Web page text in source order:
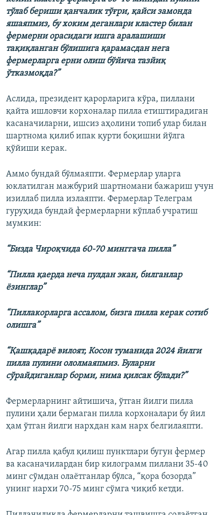
тўлаб бериши қанчалик тўғри, қайси замонда
яшаяпмиз, бу хоким деганлари кластер билан
фермерни орасидаги ишга аралашиши
тақиқланган бўлишига қарамасдан нега
фермерларга ерни олиш бўйича тазйиқ
ўтказмоқда?”
Аслида, президент қарорларига кўра, пиллани
қайта ишловчи корхоналар пилла етиштирадиган
касаначиларни, ишсиз аҳолини топиб улар билан
шартнома қилиб ипак қурти боқишни йўлга
қўйиши керак.
Аммо бундай бўлмаяпти. Фермерлар уларга
юклатилган мажбурий шартномани бажариш учун
изиллаб пилла излаяпти. Фермерлар Телеграм
гуруҳида бундай фермерларни кўплаб учратиш
мумкин:
“Бизда Чироқчида 60-70 минггача пилла”
“Пилла қаерда неча пулдан экан, билганлар
ёзинглар”
“Пиллакорларга ассалом, бизга пилла керак сотиб
олишга”
“Қашқадарё вилоят, Косон туманида 2024 йилги
пилла пулини ололмаяпмиз. Буларни
сўрайдиганлар борми, нима қилсак бўлади?”
Фермерларнинг айтишича, ўтган йилги пилла
пулини ҳали бермаган пилла корхоналари бу йил
ҳам ўтган йилги нархдан кам нарх белгилаяпти.
Агар пилла қабул қилиш пунктлари бугун фермер
ва касаначилардан бир килограмм пиллани 35-40
минг сўмдан олаётганлар бўлса, “қора бозорда”
унинг нархи 70-75 минг сўмга чиқиб кетди.